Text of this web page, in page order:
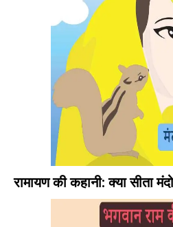
रामायण की कहानी: क्या सीता